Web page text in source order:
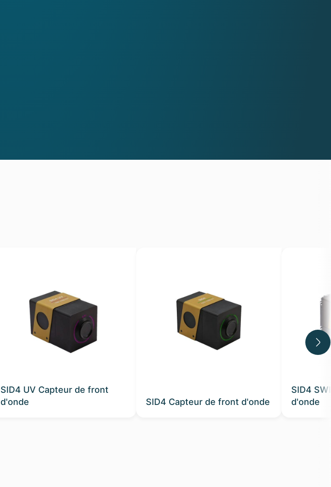
SID4 UV Capteur de front
d'onde
SID4 Capteur de front d'onde
SID4
d'onde